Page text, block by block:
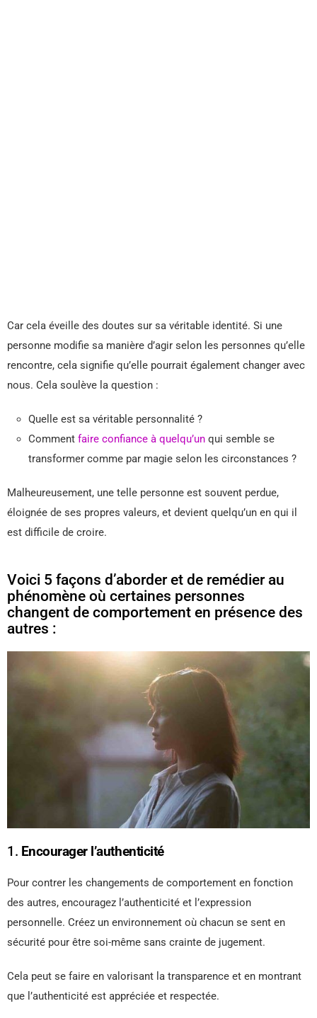
Car cela éveille des doutes sur sa véritable identité. Si une
personne modifie sa manière d’agir selon les personnes qu’elle
rencontre, cela signifie qu’elle pourrait également changer avec
nous. Cela soulève la question :
Quelle est sa véritable personnalité ?
Comment faire confiance à quelqu’un qui semble se
transformer comme par magie selon les circonstances ?
Malheureusement, une telle personne est souvent perdue,
éloignée de ses propres valeurs, et devient quelqu’un en qui il
est difficile de croire.
Voici 5 façons d’aborder et de remédier au
phénomène où certaines personnes
changent de comportement en présence des
autres :
1. Encourager l’authenticité
Pour contrer les changements de comportement en fonction
des autres, encouragez l’authenticité et l’expression
personnelle. Créez un environnement où chacun se sent en
sécurité pour être soi-même sans crainte de jugement.
Cela peut se faire en valorisant la transparence et en montrant
que l’authenticité est appréciée et respectée.